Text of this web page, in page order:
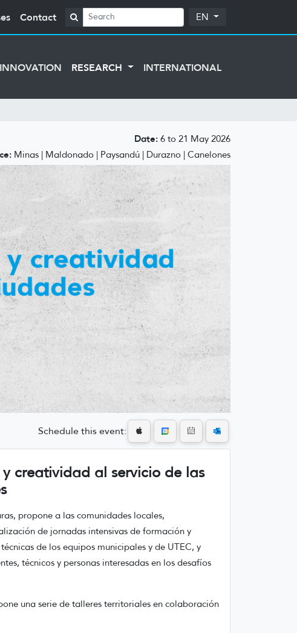
Contact EN
INNOVATION RESEARCH INTERNATIONAL
Date: 6 to 21 May 2026
Minas | Maldonado | Paysandú | Durazno | Canelones
Schedule this event:
creatividad al servicio de las
propone a las comunidades locales,
de jornadas intensivas de formación y
de los equipos municipales y de UTEC, y
técnicos y personas interesadas en los desafíos
una serie de talleres territoriales en colaboración